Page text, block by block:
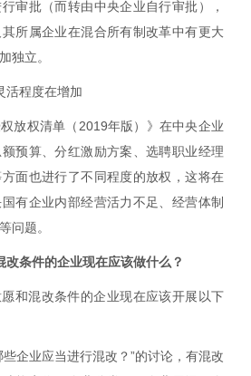
审批（而转由中央企业自行审批），
所属企业在混合所有制改革中有更大
独立。
活程度在增加
放权清单（ 2019年版）》在中央企业
预算、分红激励方案、选聘职业经理
面也进行了不同程度的放权，这将在
有企业内部经营活力不足、经营体制
问题。
改条件的企业现在应该做什么？
和混改条件的企业现在应该开展以下
企业应当进行混改？”的讨论，有混改